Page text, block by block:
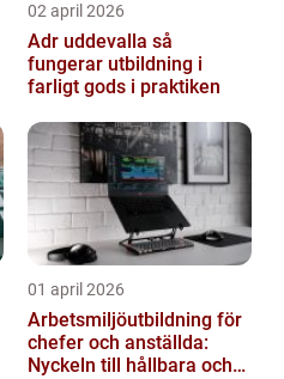
02 april 2026
Adr uddevalla så
fungerar utbildning i
farligt gods i praktiken
01 april 2026
Arbetsmiljöutbildning för
chefer och anställda:
Nyckeln till hållbara och